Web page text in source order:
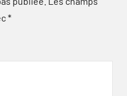
*